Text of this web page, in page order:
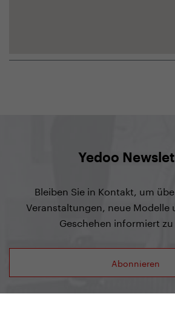
Yedoo
Bleiben Sie in Kontakt, um
Veranstaltungen, neue Modelle
Geschehen informiert zu
Abonnieren